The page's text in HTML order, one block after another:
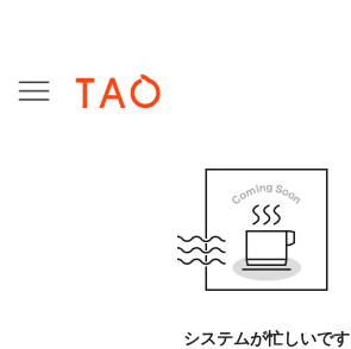
システムが忙しいです